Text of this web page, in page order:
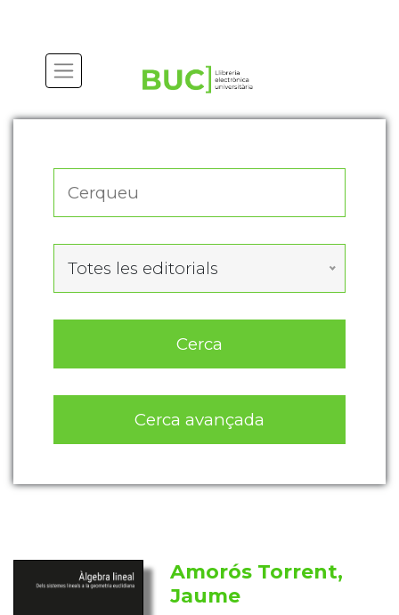
Totes les editorials
Cerca
Cerca avançada
Amorós Torrent,
Jaume